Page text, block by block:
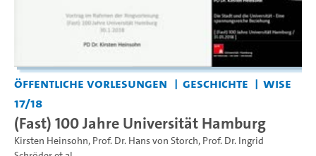
Öffentliche Vorlesungen Geschichte
WiSe
17/18
(Fast) 100 Jahre Universität Hamburg
Kirsten Heinsohn, Prof. Dr. Hans von Storch, Prof. Dr. Ingrid